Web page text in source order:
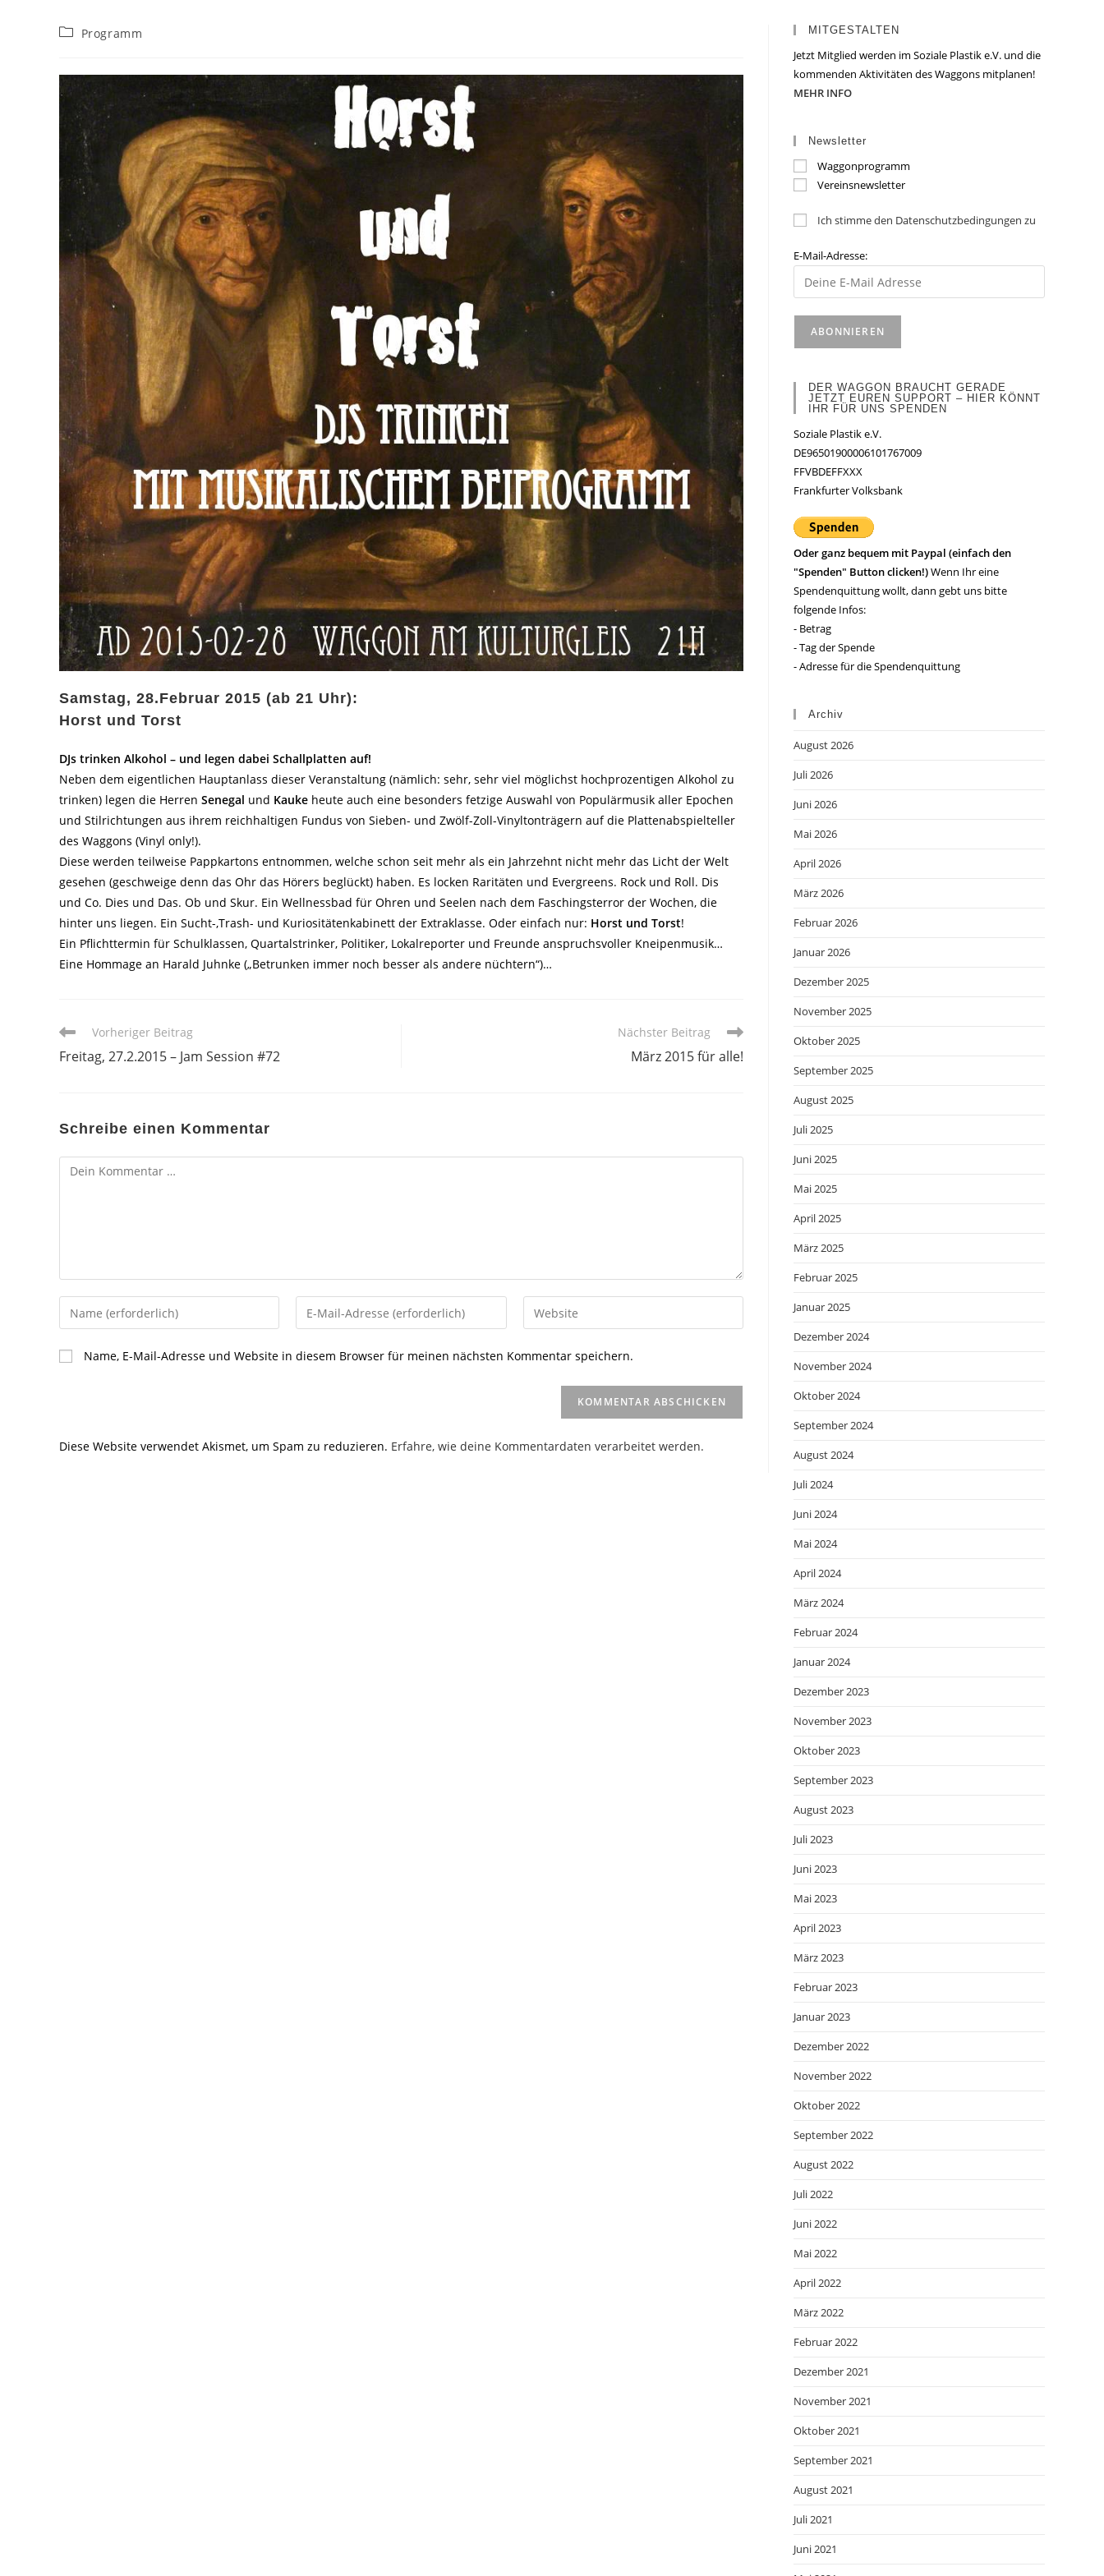
Beitrags-
Programm
Samstag, 28.Februar 2015 (ab 21 Uhr):
Horst und Torst
DJs trinken Alkohol – und legen dabei Schallplatten auf!
Neben dem eigentlichen Hauptanlass dieser Veranstaltung (nämlich: sehr, sehr viel möglichst hochprozentigen Alkohol zu
trinken) legen die Herren Senegal und Kauke heute auch eine besonders fetzige Auswahl von Populärmusik aller Epochen
und Stilrichtungen aus ihrem reichhaltigen Fundus von Sieben- und Zwölf-Zoll-Vinyltonträgern auf die Plattenabspielteller
des Waggons (Vinyl only!).
Diese werden teilweise Pappkartons entnommen, welche schon seit mehr als ein Jahrzehnt nicht mehr das Licht der Welt
gesehen (geschweige denn das Ohr das Hörers beglückt) haben. Es locken Raritäten und Evergreens. Rock und Roll. Dis
und Co. Dies und Das. Ob und Skur. Ein Wellnessbad für Ohren und Seelen nach dem Faschingsterror der Wochen, die
hinter uns liegen. Ein Sucht-,Trash- und Kuriositätenkabinett der Extraklasse. Oder einfach nur: Horst und Torst!
Ein Pflichttermin für Schulklassen, Quartalstrinker, Politiker, Lokalreporter und Freunde anspruchsvoller Kneipenmusik…
Eine Hommage an Harald Juhnke („Betrunken immer noch besser als andere nüchtern“)…
Weitere
ansehen
Vorheriger Beitrag
Freitag, 27.2.2015 – Jam Session #72
Nächster Beitrag
März 2015 für alle!
Schreibe einen Kommentar
Kommentar
Gib
deinen
Namen
oder
ein
Gib
deine
ein
Gib
deine
Name, E-Mail-Adresse und Website in diesem Browser für meinen nächsten Kommentar speichern.
Diese Website verwendet Akismet, um Spam zu reduzieren. Erfahre, wie deine Kommentardaten verarbeitet werden.
MITGESTALTEN
Jetzt Mitglied werden im Soziale Plastik e.V. und die
kommenden Aktivitäten des Waggons mitplanen!
MEHR INFO
Newsletter
Waggonprogramm
Vereinsnewsletter
Ich stimme den Datenschutzbedingungen zu
E-Mail-Adresse:
DER WAGGON BRAUCHT GERADE
JETZT EUREN SUPPORT – HIER KÖNNT
IHR FÜR UNS SPENDEN
Soziale Plastik e.V.
DE96501900006101767009
FFVBDEFFXXX
Frankfurter Volksbank
Oder ganz bequem mit Paypal (einfach den
"Spenden" Button clicken!)Wenn Ihr eine
Spendenquittung wollt, dann gebt uns bitte
folgende Infos:
- Betrag
- Tag der Spende
- Adresse für die Spendenquittung
Archiv
August 2026
Juli 2026
Juni 2026
Mai 2026
April 2026
März 2026
Februar 2026
Januar 2026
Dezember 2025
November 2025
Oktober 2025
September 2025
August 2025
Juli 2025
Juni 2025
Mai 2025
April 2025
März 2025
Februar 2025
Januar 2025
Dezember 2024
November 2024
Oktober 2024
September 2024
August 2024
Juli 2024
Juni 2024
Mai 2024
April 2024
März 2024
Februar 2024
Januar 2024
Dezember 2023
November 2023
Oktober 2023
September 2023
August 2023
Juli 2023
Juni 2023
Mai 2023
April 2023
März 2023
Februar 2023
Januar 2023
Dezember 2022
November 2022
Oktober 2022
September 2022
August 2022
Juli 2022
Juni 2022
Mai 2022
April 2022
März 2022
Februar 2022
Dezember 2021
November 2021
Oktober 2021
September 2021
August 2021
Juli 2021
Juni 2021